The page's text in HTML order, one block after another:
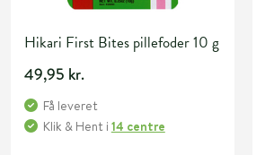
Hikari First Bites pillefoder 10 g
49,95 kr.
Få leveret
Klik & Hent i 14 centre